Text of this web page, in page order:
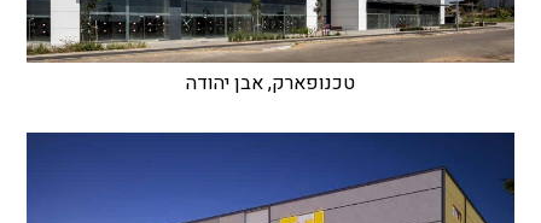
טכנופארק, אבן יהודה